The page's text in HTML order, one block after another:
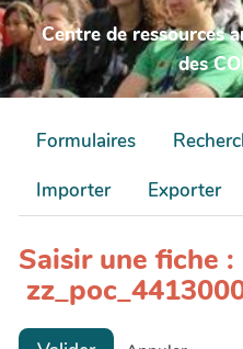
Centre de ressources
des
Formulaires
Importer
Exporter
Saisir une fiche :